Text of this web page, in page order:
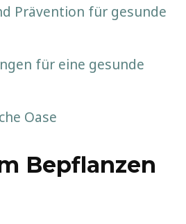
Prävention für gesunde
für eine gesunde
Oase
Bepflanzen